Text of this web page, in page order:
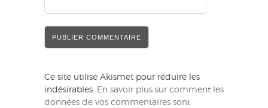
Ce site utilise Akismet pour réduire les
indésirables. En savoir plus sur comment les
données de vos commentaires sont